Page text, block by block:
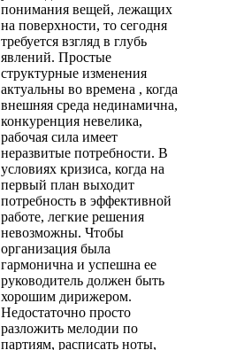
понимания вещей, лежащих
на поверхности, то сегодня
требуется взгляд в глубь
явлений. Простые
структурные изменения
актуальны во времена , когда
внешняя среда нединамична,
конкуренция невелика,
рабочая сила имеет
неразвитые потребности. В
условиях кризиса, когда на
первый план выходит
потребность в эффективной
работе, легкие решения
невозможны. Чтобы
организация была
гармонична и успешна ее
руководитель должен быть
хорошим дирижером.
Недостаточно просто
разложить мелодии по
партиям, расписать ноты,